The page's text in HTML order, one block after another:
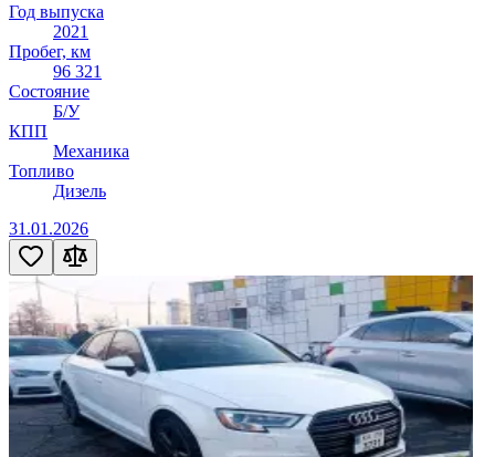
Год выпуска
2021
Пробег, км
96 321
Состояние
Б/У
КПП
Механика
Топливо
Дизель
31.01.2026